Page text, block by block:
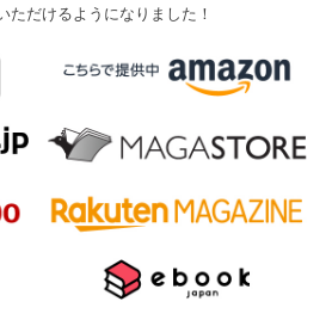
ただけるようになりました！